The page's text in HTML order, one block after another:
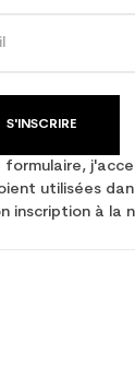
S'INSCRIRE
formulaire,
utilisées
inscription à la